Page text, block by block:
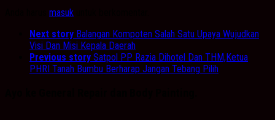
masuk
Next story Balangan Kompoten Salah Satu Upaya Wujudkan
Visi Dan Misi Kepala Daerah
Previous story Satpol PP Razia Dihotel Dan THM,Ketua
PHRI Tanah Bumbu Berharap Jangan Tebang Pilih